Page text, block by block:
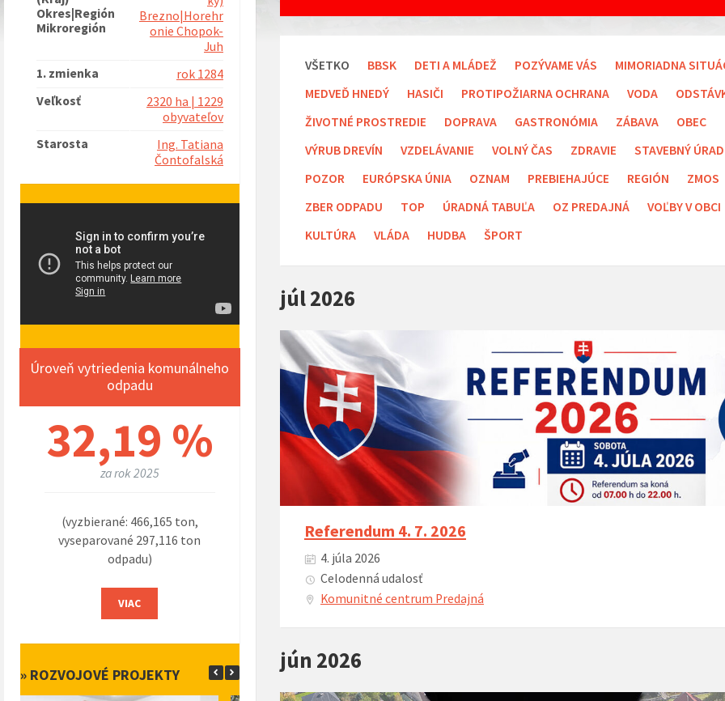
VŠETKO BBSK DETI A MLÁDEŽ POZÝVAME VÁS
MIMORIADNA
MEDVEĎ HNEDÝ
HASIČI PROTIPOŽIARNA OCHRANA VODA
ŽIVOTNÉ PROSTREDIE
DOPRAVA GASTRONÓMIA ZÁBAVA
OBEC
VÝRUB DREVÍN
VZDELÁVANIE VOLNÝ ČAS ZDRAVIE
STAVEBNÝ ÚRAD
POZOR
EURÓPSKA ÚNIA OZNAM PREBIEHAJÚCE REGIÓN
ZMOS
ZBER ODPADU
TOP ÚRADNÁ TABUĽA OZ PREDAJNÁ
VOĽBY V OBCI
KULTÚRA
VLÁDA HUDBA ŠPORT
júl 2026
Referendum 4. 7. 2026
4. júla 2026
Celodenná udalosť
Komunitné centrum Predajná
jún 2026
Okres|Región
Mikroregión
Brezno|Horehr
onie Chopok-
Juh
1. zmienka
rok 1284
Veľkosť
2320 ha | 1229
obyvateľov
Starosta
Ing. Tatiana
Čontofalská
Úroveň vytriedenia komunálneho
odpadu
32,19 %
za rok 2025
(vyzbierané: 466,165 ton,
vyseparované 297,116 ton
odpadu)
VIAC
» ROZVOJOVÉ PROJEKTY